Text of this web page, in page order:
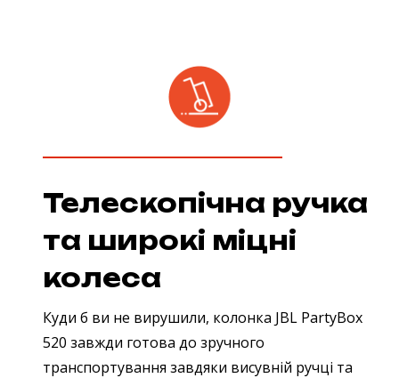
Телескопічна ручка
та широкі міцні
колеса
Куди б ви не вирушили, колонка JBL PartyBox
520 завжди готова до зручного
транспортування завдяки висувній ручці та